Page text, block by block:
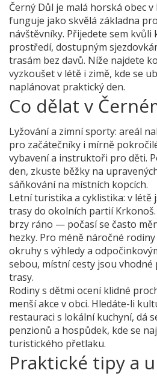
Černý Důl je malá horská obec
funguje jako skvělá základna
návštěvníky. Přijedete sem
prostředí, dostupným
trasám bez davů. Níže najdete
vyzkoušet v létě i zimě, kde se
naplánovat praktický den.
Co dělat v
Lyžování a zimní sporty: areál
pro začátečníky i mírně
vybavení a instruktoři pro děti.
den, zkuste běžky na
sáňkování na místních kopcích.
Letní turistika a cyklistika: v létě
trasy do okolních partií
brzy ráno — počasí se často
hezky. Pro méně náročné
okruhy s výhledy a
sebou, místní cesty jsou
trasy.
Rodiny s dětmi ocení klidné
menší akce v obci. Hledáte-li
restauraci s lokální kuchyní, dá
penzionů a hospůdek, kde se
turistického přetlaku.
Praktické tipy a